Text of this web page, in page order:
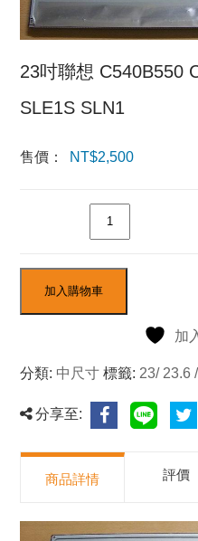
23吋聯想 C540B550
SLE1S SLN1
售價： NT$2,500
加入購物車
加
分類: 中尺寸 標籤: 23/ 23.6
分享至:
商品詳情 評價